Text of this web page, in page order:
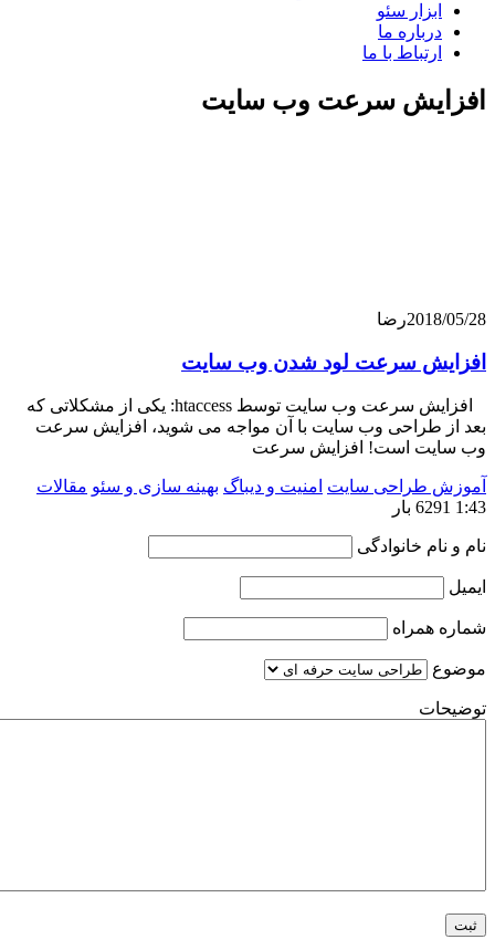
سئو
ما
با ما
سرعت وب سایت
رضا
سرعت لود شدن وب سایت
افزایش سرعت وب سایت توسط htaccess: یکی از مشکلاتی که
طراحی وب سایت با آن مواجه می شوید، افزایش سرعت
است! افزایش سرعت
طراحی سایت امنیت و دیباگ بهینه سازی و سئو مقالات
خانوادگی